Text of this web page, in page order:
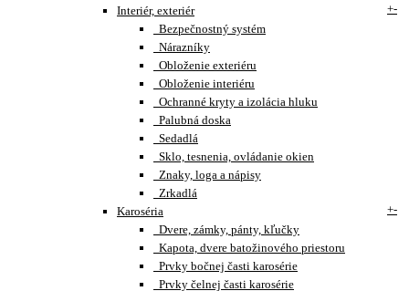
Interiér, exteriér
+-
Bezpečnostný systém
Nárazníky
Obloženie exteriéru
Obloženie interiéru
Ochranné kryty a izolácia hluku
Palubná doska
Sedadlá
Sklo, tesnenia, ovládanie okien
Znaky, loga a nápisy
Zrkadlá
Karoséria
+-
Dvere, zámky, pánty, kľučky
Kapota, dvere batožinového priestoru
Prvky bočnej časti karosérie
Prvky čelnej časti karosérie